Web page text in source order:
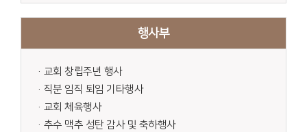
행사부
·교회 창립주년 행사
·직분 임직 퇴임 기타행사
·교회 체육행사
·추수 맥추 성탄 감사 및 축하행사